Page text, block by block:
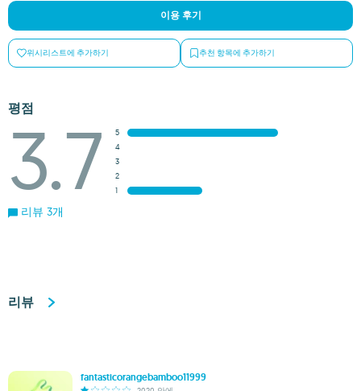
이용 후기
위시리스트에 추가하기 추천 항목에 추가하기
평점
3.7
5
4
3
2
1
리뷰 3개
리뷰
fantasticorangebamboo11999